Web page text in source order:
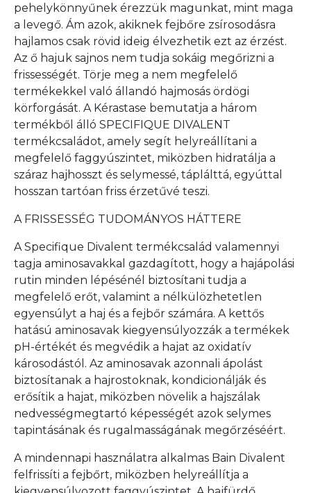
pehelykönnyűnek érezzük magunkat, mint maga
a levegő. Ám azok, akiknek fejbőre zsírosodásra
hajlamos csak rövid ideig élvezhetik ezt az érzést.
Az ő hajuk sajnos nem tudja sokáig megőrizni a
frissességét. Törje meg a nem megfelelő
termékekkel való állandó hajmosás ördögi
körforgását. A Kérastase bemutatja a három
termékből álló SPECIFIQUE DIVALENT
termékcsaládot, amely segít helyreállítani a
megfelelő faggyúszintet, miközben hidratálja a
száraz hajhosszt és selymessé, táplálttá, egyúttal
hosszan tartóan friss érzetűvé teszi.
A FRISSESSÉG TUDOMÁNYOS HÁTTERE
A Specifique Divalent termékcsalád valamennyi
tagja aminosavakkal gazdagított, hogy a hajápolási
rutin minden lépésénél biztosítani tudja a
megfelelő erőt, valamint a nélkülözhetetlen
egyensúlyt a haj és a fejbőr számára. A kettős
hatású aminosavak kiegyensúlyozzák a termékek
pH-értékét és megvédik a hajat az oxidatív
károsodástól. Az aminosavak azonnali ápolást
biztosítanak a hajrostoknak, kondicionálják és
erősítik a hajat, miközben növelik a hajszálak
nedvességmegtartó képességét azok selymes
tapintásának és rugalmasságának megőrzéséért.
A mindennapi használatra alkalmas Bain Divalent
felfrissíti a fejbőrt, miközben helyreállítja a